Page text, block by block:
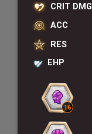
CRIT DMG
ACC
RES
EHP